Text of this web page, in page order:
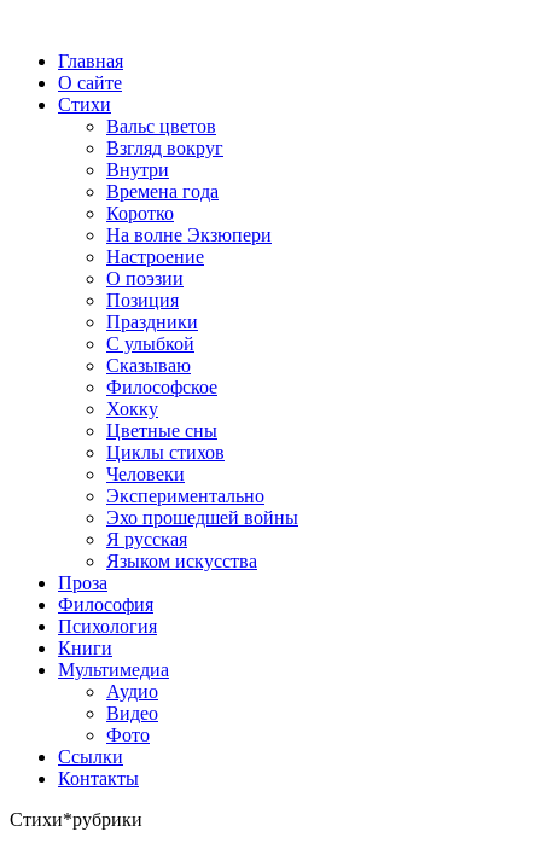
Главная
О сайте
Стихи
Вальс цветов
Взгляд вокруг
Внутри
Времена года
Коротко
На волне Экзюпери
Настроение
О поэзии
Позиция
Праздники
С улыбкой
Сказываю
Философское
Хокку
Цветные сны
Циклы стихов
Человеки
Экспериментально
Эхо прошедшей войны
Я русская
Языком искусства
Проза
Философия
Психология
Книги
Мультимедиа
Аудио
Видео
Фото
Ссылки
Контакты
Стихи*рубрики